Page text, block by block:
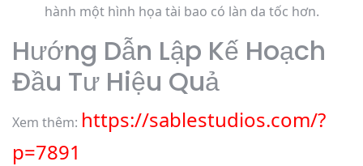
hành một hình họa tài bao có làn da tốc hơn.
Hướng Dẫn Lập Kế Hoạch
Đầu Tư Hiệu Quả
Xem thêm: https://sablestudios.com/?
p=7891